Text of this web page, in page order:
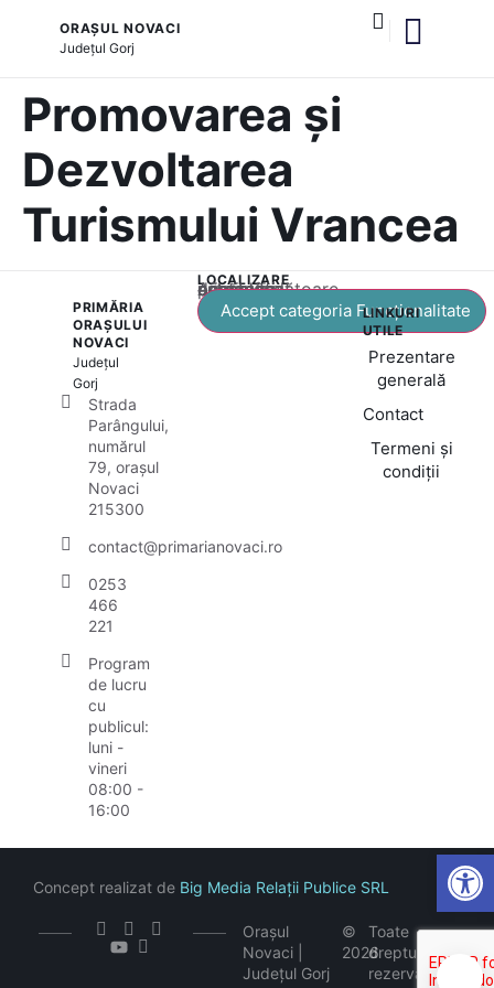
ORAȘUL NOVACI
JudețulGorj
Promovarea și
Dezvoltarea
Turismului Vrancea
PRIMĂRIA
ORAȘULUI
NOVACI
Județul
Gorj
Strada
Parângului,
numărul
79, orașul
Novaci
215300
contact@primarianovaci.ro
0253
466
221
Program
de lucru
cu
publicul:
luni -
vineri
08:00 -
16:00
LOCALIZARE
Acest conținut este blocat până când acceptați categoria corespunzătoare de cookie-uri.
Accept categoria Funcționalitate
LINKURI
UTILE
Prezentare
generală
Contact
Termeni și
condiții
Orașul
Novaci |
Județul Gorj
©
2026
Toate
drepturile
rezervate
Concept realizat de Big Media Relații Publice SRL